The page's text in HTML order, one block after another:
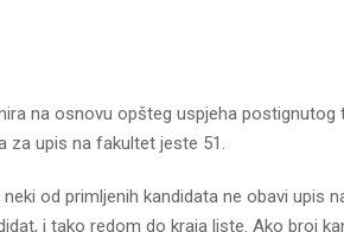
na osnovu opšteg uspjeha postignutog
za upis na fakultet jeste 51.
od primljenih kandidata ne obavi upis
i tako redom do kraja liste. Ako broj